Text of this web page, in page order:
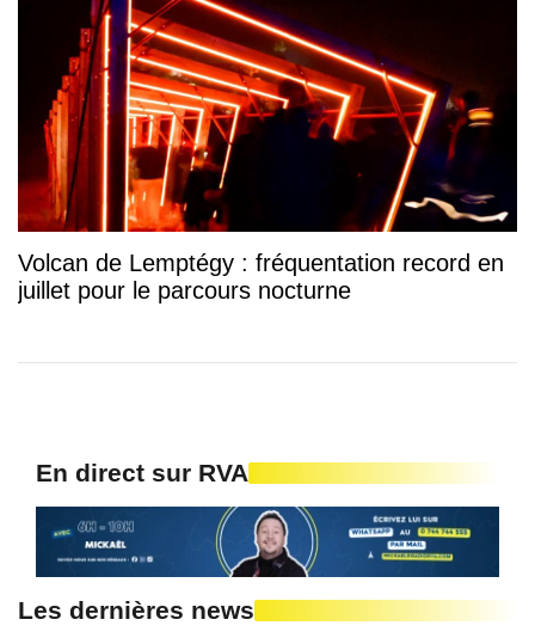
Volcan de Lemptégy : fréquentation record en
juillet pour le parcours nocturne
En direct sur RVA
Les dernières news